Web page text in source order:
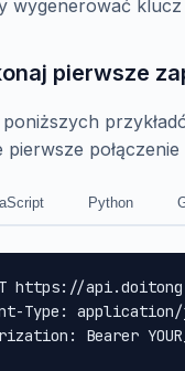
wygenerować klucz
pierwsze
połączenie
Python
https://
Type:
Bearer